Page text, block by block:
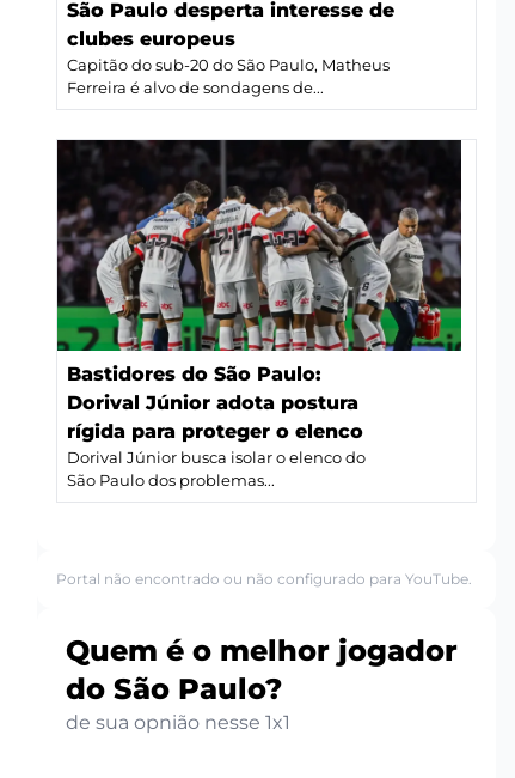
São Paulo desperta interesse de
clubes europeus
Capitão do sub-20 do São Paulo, Matheus
Ferreira é alvo de sondagens de...
Bastidores do São Paulo:
Dorival Júnior adota postura
rígida para proteger o elenco
Dorival Júnior busca isolar o elenco do
São Paulo dos problemas...
Portal não encontrado ou não configurado para YouTube.
Quem é o melhor jogador
do São Paulo?
de sua opnião nesse 1x1